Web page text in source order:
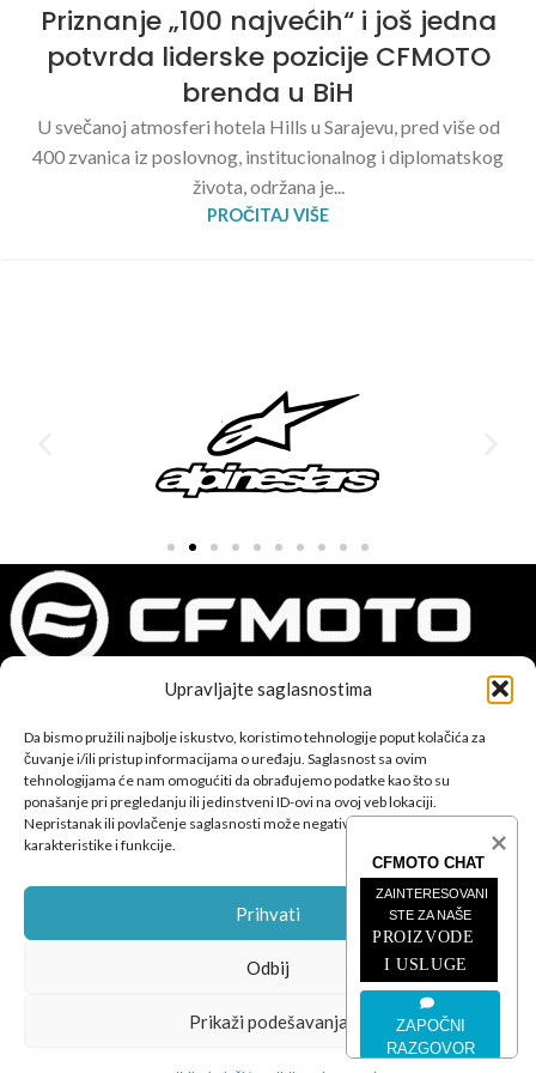
Upravljajte saglasnostima
Da bismo pružili najbolje iskustvo, koristimo tehnologije poput kolačića za
čuvanje i/ili pristup informacijama o uređaju. Saglasnost sa ovim
tehnologijama će nam omogućiti da obrađujemo podatke kao što su
ponašanje pri pregledanju ili jedinstveni ID-ovi na ovoj veb lokaciji.
Nepristanak ili povlačenje saglasnosti može negativno uticati na određene
karakteristike i funkcije.
Prihvati
Odbij
Prikaži podešavanja
Priznanje „100 najvećih“ i još jedna
potvrda liderske pozicije CFMOTO
brenda u BiH
U svečanoj atmosferi hotela Hills u Sarajevu, pred više od
400 zvanica iz poslovnog, institucionalnog i diplomatskog
života, održana je...
PROČITAJ VIŠE
savršene performanse, pouzdanost i maksimalno uzbuđenje u
svakoj vožnji.
POSLJEDNJE SA BLOGA
CFMOTO CHAT
ZAINTERESOVANI
STE ZA NAŠE
ZAPOČNI
RAZGOVOR
PROIZVODE
I USLUGE